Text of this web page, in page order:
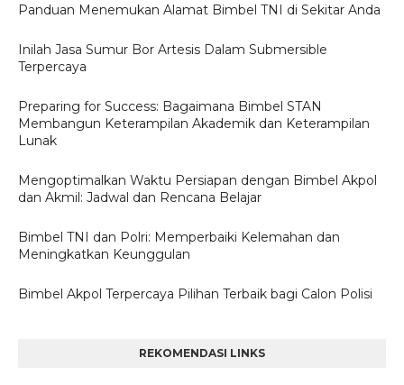
Panduan Menemukan Alamat Bimbel TNI di Sekitar Anda
Inilah Jasa Sumur Bor Artesis Dalam Submersible
Terpercaya
Preparing for Success: Bagaimana Bimbel STAN
Membangun Keterampilan Akademik dan Keterampilan
Lunak
Mengoptimalkan Waktu Persiapan dengan Bimbel Akpol
dan Akmil: Jadwal dan Rencana Belajar
Bimbel TNI dan Polri: Memperbaiki Kelemahan dan
Meningkatkan Keunggulan
Bimbel Akpol Terpercaya Pilihan Terbaik bagi Calon Polisi
REKOMENDASI LINKS